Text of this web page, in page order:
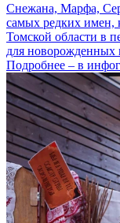
Снежана, Марфа,
самых редких имен,
Томской области в
для
Подробнее – в